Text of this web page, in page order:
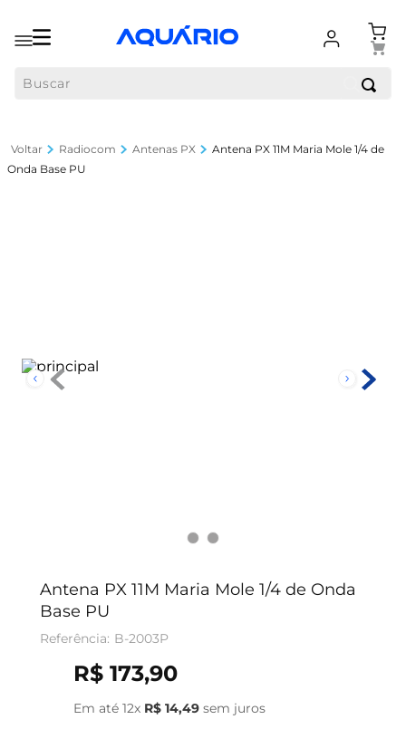
Radiocom Antenas PX
Antena PX 11M Maria Mole 1/4 de
Onda Base PU
Antena PX 11M Maria Mole 1/4 de Onda
Base PU
B-2003P
R$ 173,90
Em até 12x R$ 14,49 sem juros